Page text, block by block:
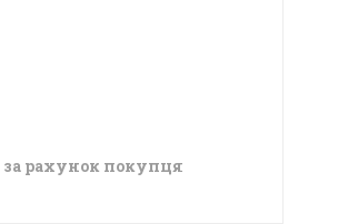
за рахунок покупця